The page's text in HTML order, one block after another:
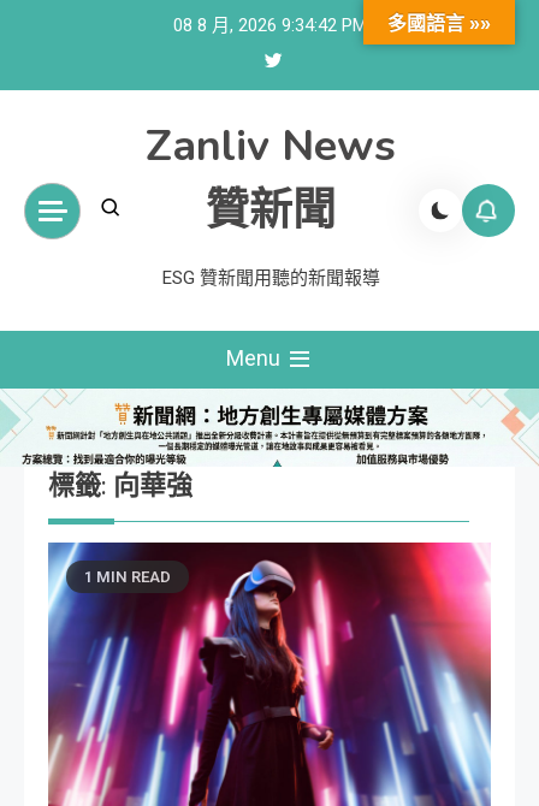
08 8 月, 2026 9:34:43 PM
Zanliv News
贊新聞
ESG 贊新聞用聽的新聞報導
Menu
標籤: 向華強
1 MIN READ
多國語言 »»